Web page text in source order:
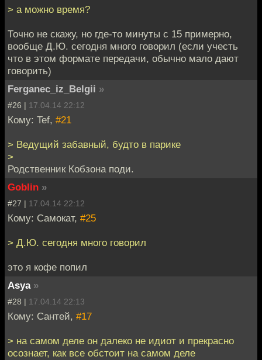
> а можно время?
Точно не скажу, но где-то минуты с 15 примерно,
вообще Д.Ю. сегодня много говорил (если учесть
что в этом формате передачи, обычно мало дают
говорить)
Ferganec_iz_Belgii »
#26 | 17.04.14 22:12
Кому: Tef, #21
> Ведущий забавный, будто в парике
>
Родственник Кобзона поди.
Goblin »
#27 | 17.04.14 22:12
Кому: Самокат, #25
> Д.Ю. сегодня много говорил
это я кофе попил
Asya »
#28 | 17.04.14 22:13
Кому: Сантей, #17
> на самом деле он далеко не идиот и прекрасно
осознает, как все обстоит на самом деле